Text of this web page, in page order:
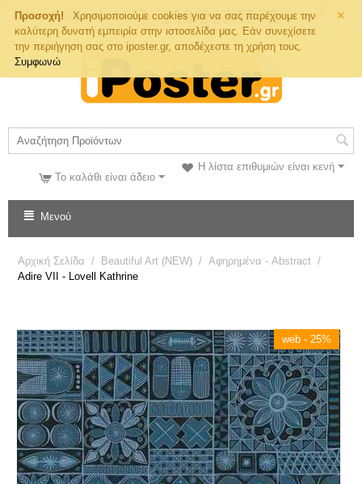
×
Προσοχή!
Χρησιμοποιούμε cookies για να σας παρέχουμε την
καλύτερη δυνατή εμπειρία στην ιστοσελίδα μας. Εάν συνεχίσετε
την περιήγηση σας στο iposter.gr, αποδέχεστε τη χρήση τους.
Συμφωνώ
Τηλ. Παραγγελιών
Η λίστα επιθυμιών είναι κενή
Το καλάθι είναι άδειο
Μενού
Αρχική Σελίδα / Beautiful Art (NEW) / Αφηρημένα - Abstract /
Adire VII - Lovell Kathrine
web - 25%